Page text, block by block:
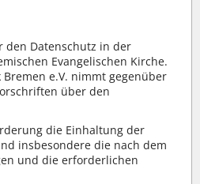
den Datenschutz in der
Evangelischen Kirche.
Bremen e.V. nimmt gegenüber
über den
die Einhaltung der
insbesondere die nach dem
und die erforderlichen